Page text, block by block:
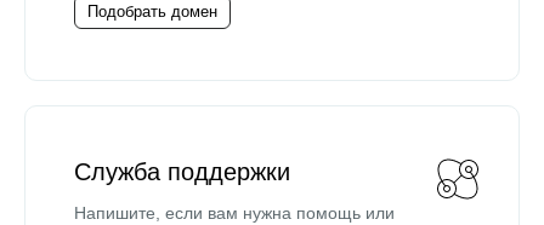
Подобрать домен
Служба поддержки
Напишите, если вам нужна помощь или